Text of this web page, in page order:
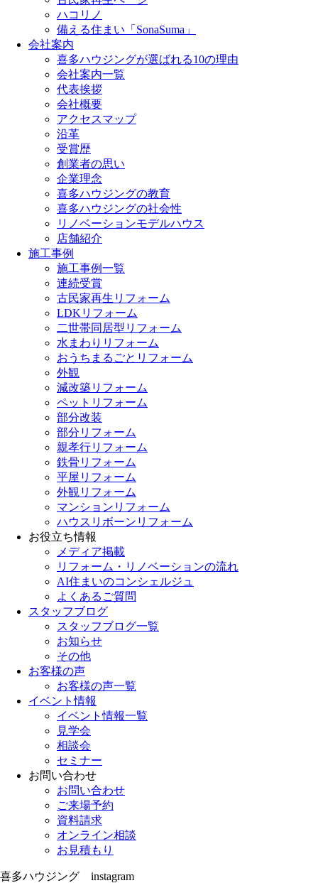
ハコリノ
備える住まい「SonaSuma」
会社案内
喜多ハウジングが選ばれる10の理由
会社案内一覧
代表挨拶
会社概要
アクセスマップ
沿革
受賞歴
創業者の思い
企業理念
喜多ハウジングの教育
喜多ハウジングの社会性
リノベーションモデルハウス
店舗紹介
施工事例
施工事例一覧
連続受賞
古民家再生リフォーム
LDKリフォーム
二世帯同居型リフォーム
水まわりリフォーム
おうちまるごとリフォーム
外観
減改築リフォーム
ペットリフォーム
部分改装
部分リフォーム
親孝行リフォーム
鉄骨リフォーム
平屋リフォーム
外観リフォーム
マンションリフォーム
ハウスリボーンリフォーム
お役立ち情報
メディア掲載
リフォーム・リノベーションの流れ
AI住まいのコンシェルジュ
よくあるご質問
スタッフブログ
スタッフブログ一覧
お知らせ
その他
お客様の声
お客様の声一覧
イベント情報
イベント情報一覧
見学会
相談会
セミナー
お問い合わせ
お問い合わせ
ご来場予約
資料請求
オンライン相談
お見積もり
喜多ハウジング instagram